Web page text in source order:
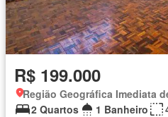
R$ 199.000
2 Quartos
1 Banheiro